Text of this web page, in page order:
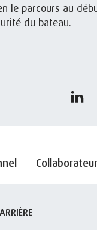
le parcours au
du bateau.
Collaborateur